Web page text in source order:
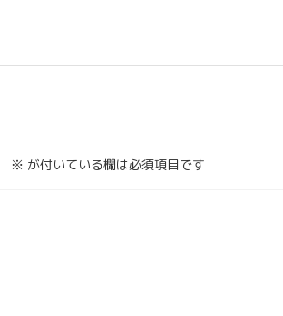
※ が付いている欄は必須項目です